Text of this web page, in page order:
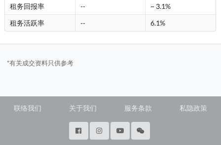
租务回报率
--
~ 3.1%
租务活跃率
-- 6.1%
*有关成交资料只供参考
联络我们 关于我们 服务条款 私隐政策